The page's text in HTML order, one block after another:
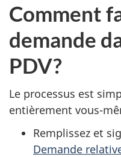
Comment
demande
PDV?
Le processus est
entièrement vous-
Remplissez et
Demande